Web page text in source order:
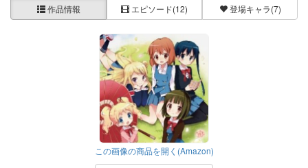
作品情報 エピソード(12) 登場キャラ(7)
この画像の商品を開く(Amazon)